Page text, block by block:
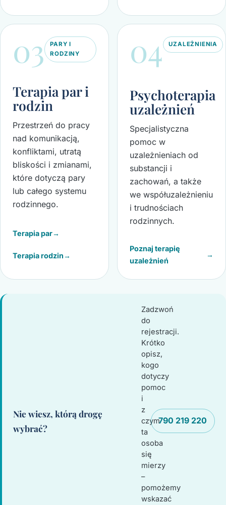
03
PARY I
RODZINY
Terapia par i
rodzin
Przestrzeń do pracy
nad komunikacją,
konfliktami, utratą
bliskości i zmianami,
które dotyczą pary
lub całego systemu
rodzinnego.
Terapia par→
Terapia rodzin→
04 UZALEŻNIENIA
Psychoterapia
uzależnień
Specjalistyczna
pomoc w
uzależnieniach od
substancji i
zachowań, a także
we współuzależnieniu
i trudnościach
rodzinnych.
Poznaj terapię
uzależnień
→
Nie wiesz, którą drogę
wybrać?
Zadzwoń
do
rejestracji.
Krótko
opisz,
kogo
dotyczy
pomoc
i
z
czym
ta
osoba
się
mierzy
–
pomożemy
wskazać
790 219 220